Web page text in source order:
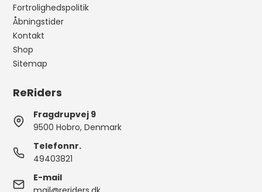
Fortrolighedspolitik
Åbningstider
Kontakt
Shop
Sitemap
ReRiders
Fragdrupvej 9
9500 Hobro, Denmark
Telefonnr.
49403821
E-mail